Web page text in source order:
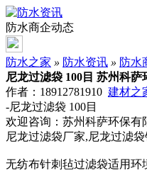
防水商企动态
防水之家 » 防水资讯 » 防水
尼龙过滤袋 100目 苏州科
作者：18912781910 建材之
-尼龙过滤袋 100目
欢迎咨询：苏州科萨环保有
尼龙过滤袋厂家,尼龙过滤
无纺布针刺毡过滤袋适用环